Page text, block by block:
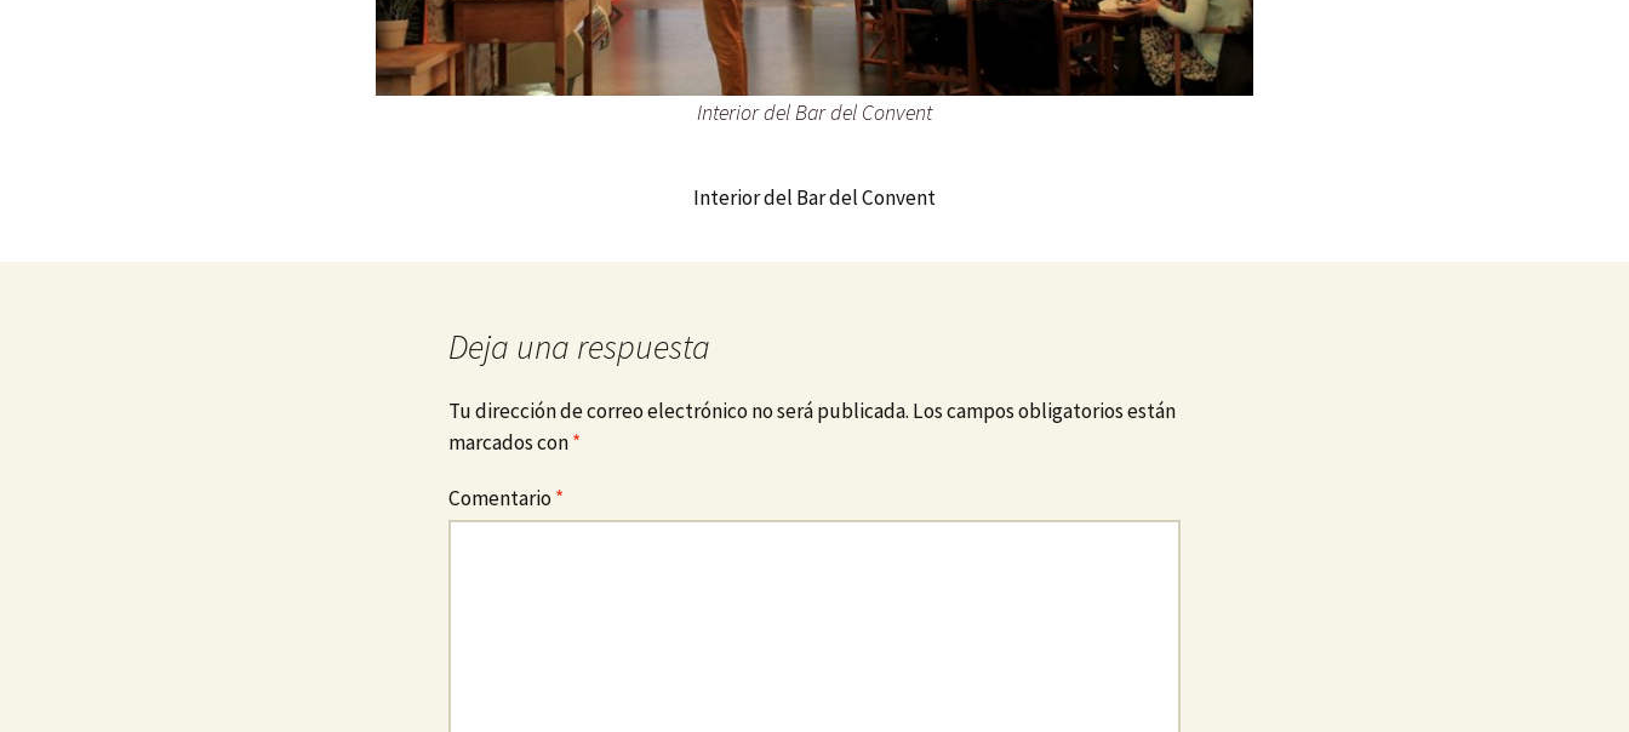
Interior del Bar del Convent
Interior del Bar del Convent
Deja una respuesta
Tu dirección de correo electrónico no será publicada. Los campos obligatorios están
marcados con*
Comentario*